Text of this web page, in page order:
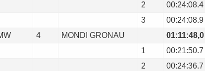
2
00:24:08.4
3
00:24:08.9
4 MONDI GRONAU 01:11:48,0
1
00:21:50.7
2
00:24:36.7